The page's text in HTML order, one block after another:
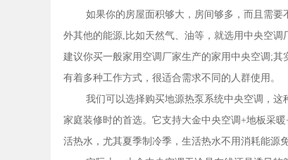
如果你的房屋面积够大，房间够多，而且需
外其他的能源,比如天然气、油等，就选用中央空
建议你买一般家用空调厂家生产的家用中央空调;
有着多种工作方式，很适合需求不同的人群使用。
我们可以选择购买地源热泵系统中央空调，
家庭装修时的首选。它支持大金中央空调+地板采
活热水，尤其夏季制冷季，生活热水不用消耗能源